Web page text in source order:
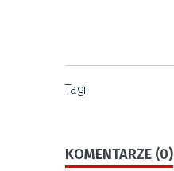
Tagi:
KOMENTARZE (0)